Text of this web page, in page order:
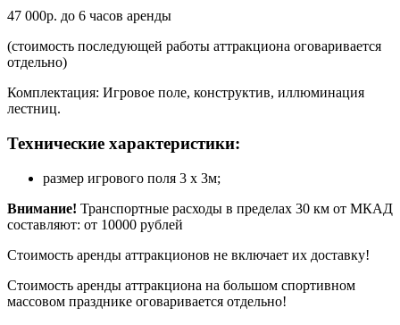
47 000р. до 6 часов аренды
(стоимость последующей работы аттракциона оговаривается
отдельно)
Комплектация: Игровое поле, конструктив, иллюминация
лестниц.
Технические характеристики:
размер игрового поля 3 х 3м;
Внимание! Транспортные расходы в пределах 30 км от МКАД
составляют: от 10000 рублей
Стоимость аренды аттракционов не включает их доставку!
Стоимость аренды аттракциона на большом спортивном
массовом празднике оговаривается отдельно!